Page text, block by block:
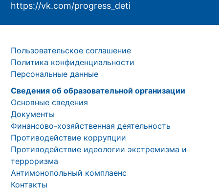
https://vk.com/progress_deti
Пользовательское соглашение
Политика конфиденциальности
Персональные данные
Сведения об образовательной организации
Основные сведения
Документы
Финансово-хозяйственная деятельность
Противодействие коррупции
Противодействие идеологии экстремизма и
терроризма
Антимонопольный комплаенс
Контакты